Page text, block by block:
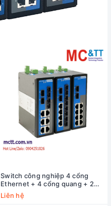
Switch công nghiệp 4 cổng
Ethernet + 4 cổng quang + 2
cổng Gigabit SFP 3Onedata
IES2010-4T4F2GS-2P48
Liên hệ